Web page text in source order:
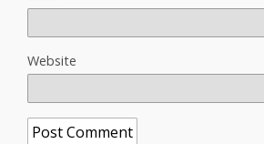
Website